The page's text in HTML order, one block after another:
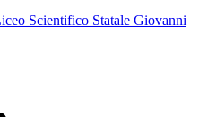
Scientifico Statale Giovanni